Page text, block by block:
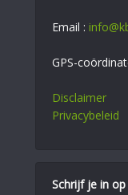
Email :
GPS-
Disclaimer
Privacybeleid
Schrijf je in